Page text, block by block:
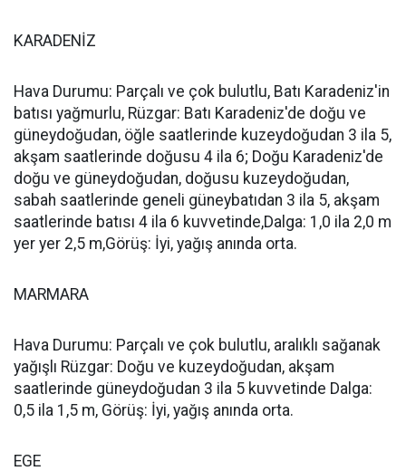
KARADENİZ
Hava Durumu: Parçalı ve çok bulutlu, Batı Karadeniz'in
batısı yağmurlu, Rüzgar: Batı Karadeniz'de doğu ve
güneydoğudan, öğle saatlerinde kuzeydoğudan 3 ila 5,
akşam saatlerinde doğusu 4 ila 6; Doğu Karadeniz'de
doğu ve güneydoğudan, doğusu kuzeydoğudan,
sabah saatlerinde geneli güneybatıdan 3 ila 5, akşam
saatlerinde batısı 4 ila 6 kuvvetinde,Dalga: 1,0 ila 2,0 m
yer yer 2,5 m,Görüş: İyi, yağış anında orta.
MARMARA
Hava Durumu: Parçalı ve çok bulutlu, aralıklı sağanak
yağışlı Rüzgar: Doğu ve kuzeydoğudan, akşam
saatlerinde güneydoğudan 3 ila 5 kuvvetinde Dalga:
0,5 ila 1,5 m, Görüş: İyi, yağış anında orta.
EGE